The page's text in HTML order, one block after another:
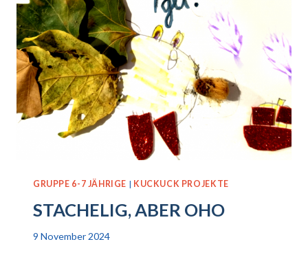
GRUPPE 6-7 JÄHRIGE | KUCKUCK PROJEKTE
STACHELIG, ABER OHO
9 November 2024